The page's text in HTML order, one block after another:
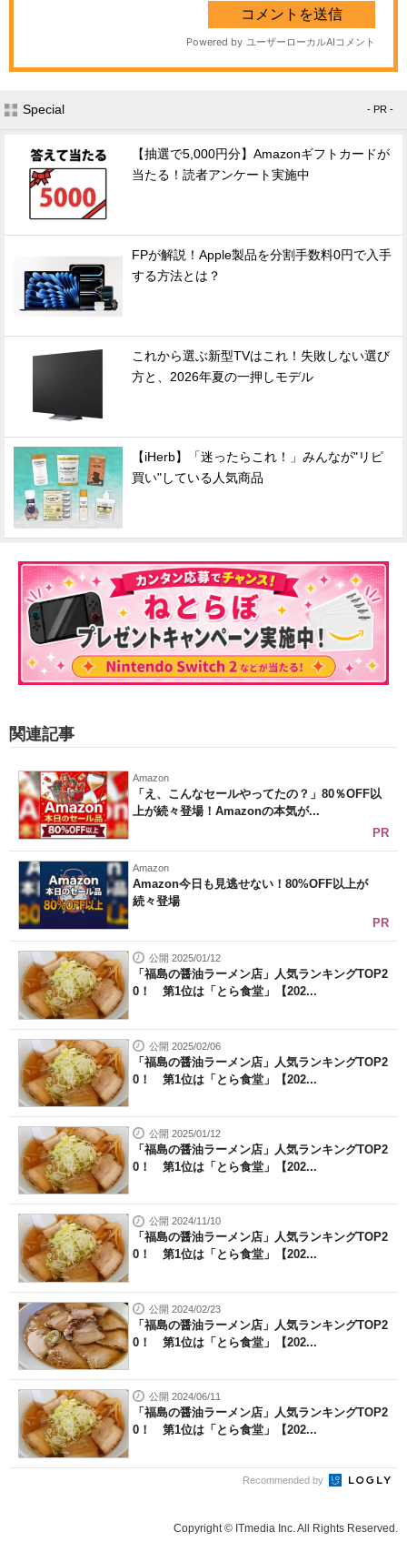
Special - PR -
【抽選で5,000円分】Amazonギフトカードが
当たる！読者アンケート実施中
FPが解説！Apple製品を分割手数料0円で入手
する方法とは？
これから選ぶ新型TVはこれ！失敗しない選び
方と、2026年夏の一押しモデル
【iHerb】「迷ったらこれ！」みんなが"リピ
買い"している人気商品
関連記事
Amazon
「え、こんなセールやってたの？」80％OFF以
上が続々登場！Amazonの本気が...
PR
Amazon
Amazon今日も見逃せない！80%OFF以上が
続々登場
PR
公開 2025/01/12
「福島の醤油ラーメン店」人気ランキングTOP2
0！ 第1位は「とら食堂」【202...
公開 2025/02/06
「福島の醤油ラーメン店」人気ランキングTOP2
0！ 第1位は「とら食堂」【202...
公開 2025/01/12
「福島の醤油ラーメン店」人気ランキングTOP2
0！ 第1位は「とら食堂」【202...
公開 2024/11/10
「福島の醤油ラーメン店」人気ランキングTOP2
0！ 第1位は「とら食堂」【202...
公開 2024/02/23
「福島の醤油ラーメン店」人気ランキングTOP2
0！ 第1位は「とら食堂」【202...
公開 2024/06/11
「福島の醤油ラーメン店」人気ランキングTOP2
0！ 第1位は「とら食堂」【202...
Recommended by
Copyright © ITmedia Inc. All Rights Reserved.